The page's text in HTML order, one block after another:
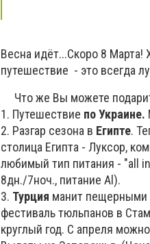
Весна идёт...Скоро 8 Марта!
путешествие - это всегда
Что же Вы можете
1. Путешествие по Украине.
2. Разгар сезона в Египте.
столица Египта - Луксор,
любимый тип питания - "all
8дн./7ноч., питание Al).
3. Турция манит пещерными
фестиваль тюльпанов в
круглый год. С апреля